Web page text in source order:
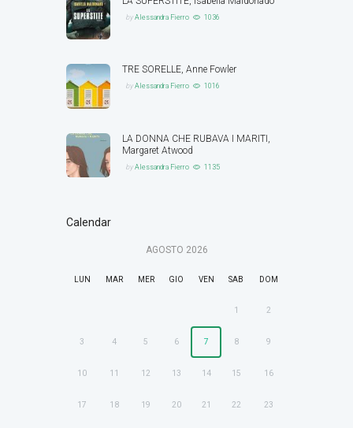
byAlessandra Fierro 1036
TRE SORELLE, Anne Fowler
byAlessandra Fierro 1016
LA DONNA CHE RUBAVA I MARITI,
Margaret Atwood
byAlessandra Fierro 1135
Calendar
AGOSTO 2026
LUN MAR MER GIO VEN SAB DOM
1 2
3 4 5 6 7 8 9
10 11 12 13 14 15 16
17 18 19 20 21 22 23